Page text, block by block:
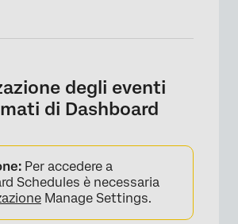
×
degli eventi
di Dashboard
Per accedere a
Schedules è necessaria
Manage Settings.